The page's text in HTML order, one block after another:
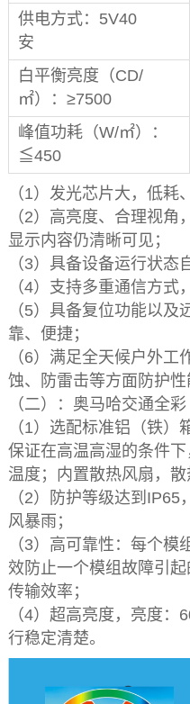
供电方式：5V40
安
白平衡亮度（CD/
㎡）：≥7500
峰值功耗（W/㎡）：
≦450
（1）发光芯片大，低耗
（2）高亮度、合理视
显示内容仍清晰可见；
（3）具备设备运行状态
（4）支持多重通信方式
（5）具备复位功能以
靠、便捷；
（6）满足全天候户外
蚀、防雷击等方面防护性
（二）：奥马哈交通全
（1）选配标准铝（铁）
保证在高温高湿的条件
温度；内置散热风扇，散
（2）防护等级达到
风暴雨；
（3）高可靠性：每个
效防止一个模组故障引
传输效率；
（4）超高亮度，亮度
行稳定清楚。